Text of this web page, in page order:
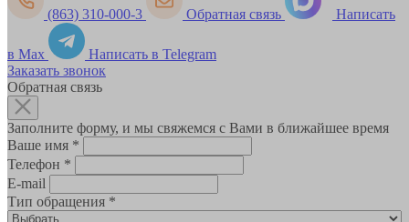
(863) 310-000-3 Обратная связь Написать
в Max
Написать в Telegram
Заказать звонок
Обратная связь
Заполните форму, и мы свяжемся с Вами в ближайшее время
Ваше имя *
Телефон *
E-mail
Тип обращения *